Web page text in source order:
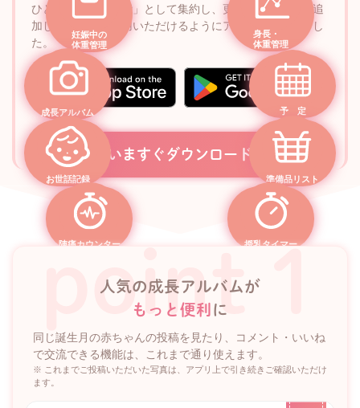
妊娠中の
体重管理
身長・
体重管理
成長アルバム 予 定
お世話記録 準備品リスト
陣痛カウンター 授乳タイマー
ひとつの「記録機能」として集約し、更に新サービスを追
加して便利にご利用いただけるようにアップデートしまし
た。
いますぐダウンロード
point 1
人気の成長アルバムが
もっと便利 に
同じ誕生月の赤ちゃんの投稿を見たり、コメント・いいね
で交流できる機能は、これまで通り使えます。
※ これまでご投稿いただいた写真は、アプリ上で引き続きご確認いただけ
ます。